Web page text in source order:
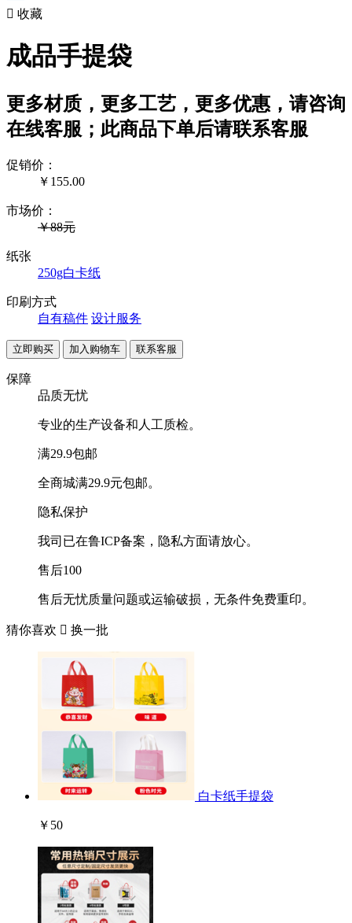
 收藏
成品手提袋
更多材质，更多工艺，更多优惠，请咨询
在线客服；此商品下单后请联系客服
促销价：
￥ 155.00
市场价：
￥88元
纸张
250g白卡纸
印刷方式
自有稿件 设计服务
联系客服
保障
品质无忧
专业的生产设备和人工质检。
满29.9包邮
全商城满29.9元包邮。
隐私保护
我司已在鲁ICP备案，隐私方面请放心。
售后100
售后无忧质量问题或运输破损，无条件免费重印。
猜你喜欢  换一批
白卡纸手提袋
￥50